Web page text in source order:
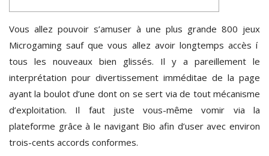
Vous allez pouvoir s’amuser à une plus grande 800 jeux
Microgaming sauf que vous allez avoir longtemps accès í
tous les nouveaux bien glissés. Il y a pareillement le
interprétation pour divertissement imméditae de la page
ayant la boulot d’une dont on se sert via de tout mécanisme
d’exploitation. Il faut juste vous-même vomir via la
plateforme grâce à le navigant Bio afin d’user avec environ
trois-cents accords conformes.